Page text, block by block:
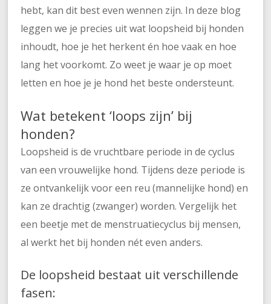
hebt, kan dit best even wennen zijn. In deze blog
leggen we je precies uit wat loopsheid bij honden
inhoudt, hoe je het herkent én hoe vaak en hoe
lang het voorkomt. Zo weet je waar je op moet
letten en hoe je je hond het beste ondersteunt.
Wat betekent ‘loops zijn’ bij
honden?
Loopsheid is de vruchtbare periode in de cyclus
van een vrouwelijke hond. Tijdens deze periode is
ze ontvankelijk voor een reu (mannelijke hond) en
kan ze drachtig (zwanger) worden. Vergelijk het
een beetje met de menstruatiecyclus bij mensen,
al werkt het bij honden nét even anders.
De loopsheid bestaat uit verschillende
fasen: